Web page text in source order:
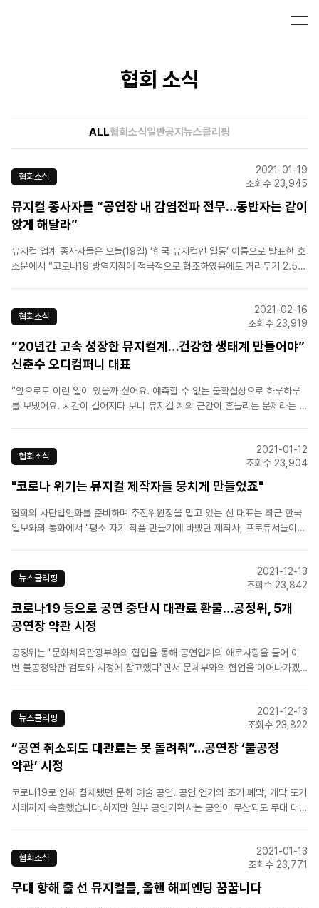
협회 소식
ALL협회소식일반공지 뉴스클리핑
협회소식
2021-01-19
조회수 23,945
뮤지컬 종사자들 “공연장 내 감염전파 전무…동반자는 같이
앉게 해달라”
뮤지컬 업계 종사자들은 오늘(19일) ‘한국 뮤지컬인 일동’ 이름으로 발표한 호
소문에서 “코로나19 방역지침에 적극적으로 협조하였음에도 거리두기 2.5단
혹은 두 칸씩 띄어 앉는 지..
협회소식
2021-02-16
조회수 23,919
“20년간 고속 성장한 뮤지컬계…건강한 생태계 만들어야”
신춘수 오디컴퍼니 대표
“앞으로도 이런 일이 있을까 싶어요. 예측할 수 없는 불확실성으로 하루하루
를 보냈어요. 시간이 길어지다 보니 뮤지컬 계의 근간이 흔들리는 문제라는 공
[원본링크] https://news.naver.c..
협회소식
2021-01-12
조회수 23,904
"코로나 위기는 뮤지컬 제작자들 뭉치게 만들었죠"
협회의 사단법인화를 준비하며 추진위원장을 맡고 있는 신 대표는 최근 한국
일보와의 통화에서 "평소 자기 작품 만들기에 바빴던 제작사, 프로듀서들이
사회적 거리두기에 따른 공연장 좌석 띄어앉기 문제를 놓고 정부와 ..
뉴스클리핑
2021-12-13
조회수 23,842
코로나19 등으로 공연 중단시 대관료 환불…공정위, 5개
공연장 약관 시정
공정위는 "문화체육관광부와의 협업을 통해 공연업계의 애로사항을 들어 이
번 불공정약관 검토와 시정에 참고했다"면서 문체부와의 협업을 이어나가겠
크] https://biz.sbs.co.kr/ar..
뉴스클리핑
2021-12-13
조회수 23,822
“공연 취소되도 대관료는 못 돌려줘”…공연장 ‘불공정
약관’ 시정
코로나19로 인해 침체됐던 문화 예술 공연. 공연 연기와 조기 폐막, 개막 포기
사태까지 속출했습니다.하지만 일부 공연기획사는 공연이 무산되도 무대 대관
들의 승인이 없으면 대관 계약을 해지하..
협회소식
2021-01-13
조회수 23,771
무대 향해 줄 선 뮤지컬들, 올핸 해피엔딩 꿈꿉니다